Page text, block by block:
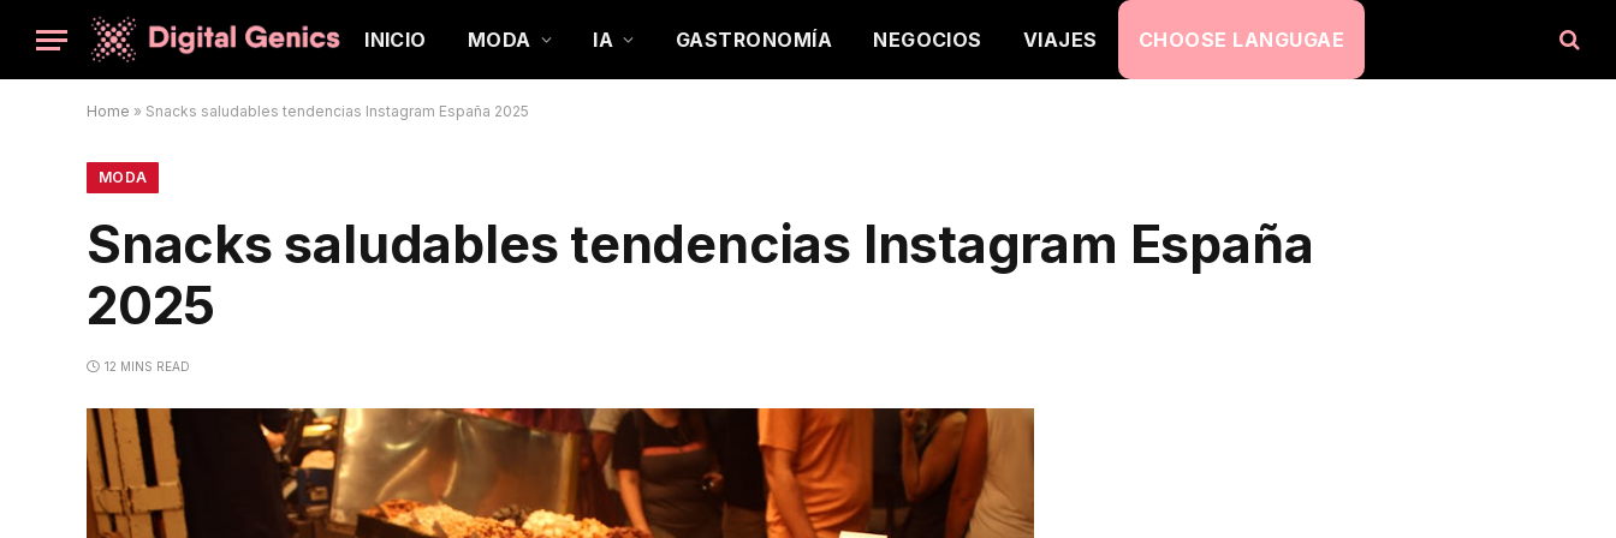
INICIO MODA IA GASTRONOMÍA NEGOCIOS VIAJES CHOOSE LANGUGAE
Home » Snacks saludables tendencias Instagram España 2025
MODA
Snacks saludables tendencias Instagram España
2025
12 MINS READ